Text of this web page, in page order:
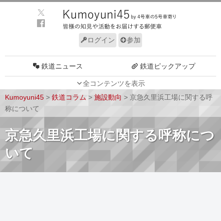
ログイン 参加
全コンテンツを表示
鉄道ニュース 鉄道ピックアップ
Kumoyuni45 > 鉄道コラム > 施設動向 > 京急久里浜工場に関する呼
称について
京急久里浜工場に関する呼称につ
いて